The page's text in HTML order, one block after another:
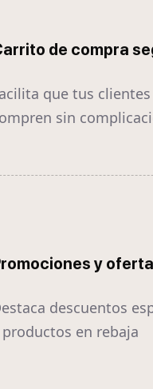
de compra
que tus clientes
sin
y
descuentos
en rebaja